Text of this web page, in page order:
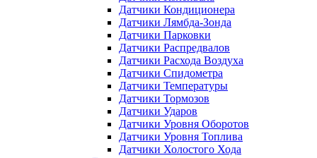
Датчики Кондиционера
Датчики Лямбда-Зонда
Датчики Парковки
Датчики Распредвалов
Датчики Расхода Воздуха
Датчики Спидометра
Датчики Температуры
Датчики Тормозов
Датчики Ударов
Датчики Уровня Оборотов
Датчики Уровня Топлива
Датчики Холостого Хода